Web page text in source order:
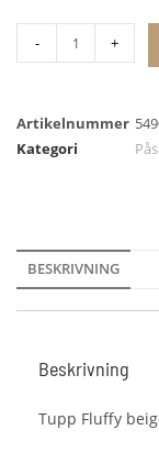
- +
Artikelnummer
Kategori
BESKRIVNING
Beskrivning
Tupp Fluffy